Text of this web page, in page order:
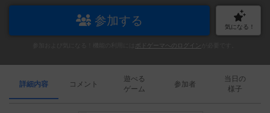
参加する 気になる！
ボドゲーマへのログイン
詳細内容 コメント
遊べる
ゲーム
参加者
当日の
様子